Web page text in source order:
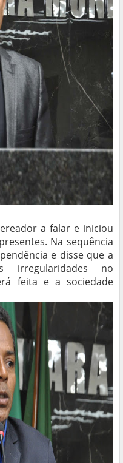
a falar e iniciou
Na sequência
e disse que a
irregularidades no
feita e a sociedade